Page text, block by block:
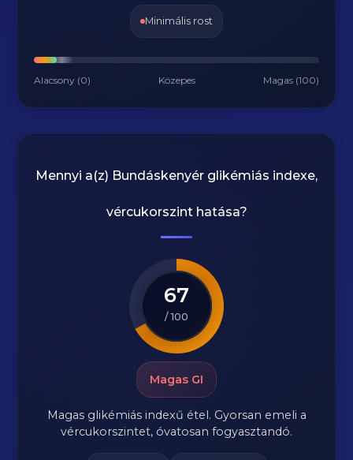
Minimális rost
Alacsony (0) Közepes Magas (100)
Mennyi a(z) Bundáskenyér glikémiás indexe,
vércukorszint hatása?
67
/ 100
Magas GI
Magas glikémiás indexű étel. Gyorsan emeli a
vércukorszintet, óvatosan fogyasztandó.